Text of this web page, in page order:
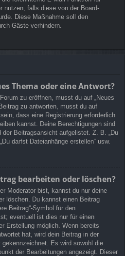
nutzen, falls diese von der Board-
Diese Maßnahme soll den
Gäste verhindern.
Thema oder eine Antwort?
zu eröffnen, musst du auf „Neues
zu antworten, musst du auf
dass eine Registrierung erforderlich
kannst. Deine Berechtigungen sind
der Beitragsansicht aufgelistet. Z. B. „Du
darfst Dateianhänge erstellen“ usw.
bearbeiten oder löschen?
Moderator bist, kannst du nur deine
löschen. Du kannst einen Beitrag
Beitrag“-Symbol für den
eventuell ist dies nur für einen
Erstellung möglich. Wenn bereits
hat, wird dein Beitrag in der
Es wird sowohl die
der Bearbeitungen angezeigt. Dieser